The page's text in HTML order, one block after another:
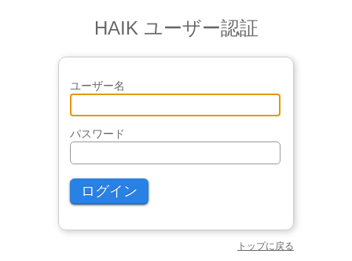
HAIK ユーザー認証
ユーザー名
パスワード
トップに戻る